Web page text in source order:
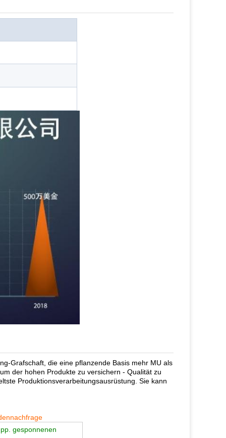
Grafschaft, die eine pflanzende Basis mehr MU als
der hohen Produkte zu versichern - Qualität zu
Produktionsverarbeitungsausrüstung. Sie kann
gesponnenen